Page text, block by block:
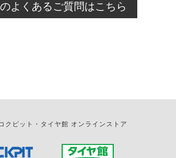
の3営業日前を過ぎている場合のご予約
つきましては、直接ご予約の店舗まで
よくあるご質問はこちら
コクピット・タイヤ館 オンラインストア